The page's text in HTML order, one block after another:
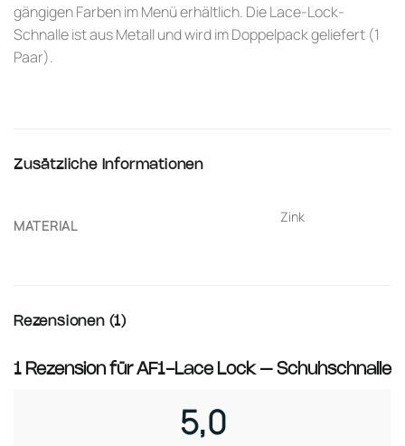
gängigen Farben im Menü erhältlich. Die Lace-Lock-
Schnalle ist aus Metall und wird im Doppelpack geliefert (1
Paar).
Zusätzliche Informationen
MATERIAL
Zink
Rezensionen (1)
1 Rezension fürAF1-Lace Lock – Schuhschnalle
5,0